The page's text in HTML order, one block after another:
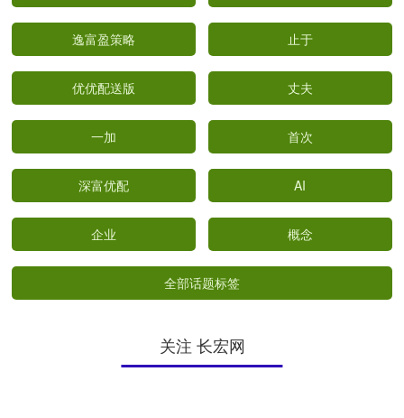
逸富盈策略 止于
优优配送版 丈夫
一加 首次
深富优配 AI
企业 概念
全部话题标签
关注 长宏网